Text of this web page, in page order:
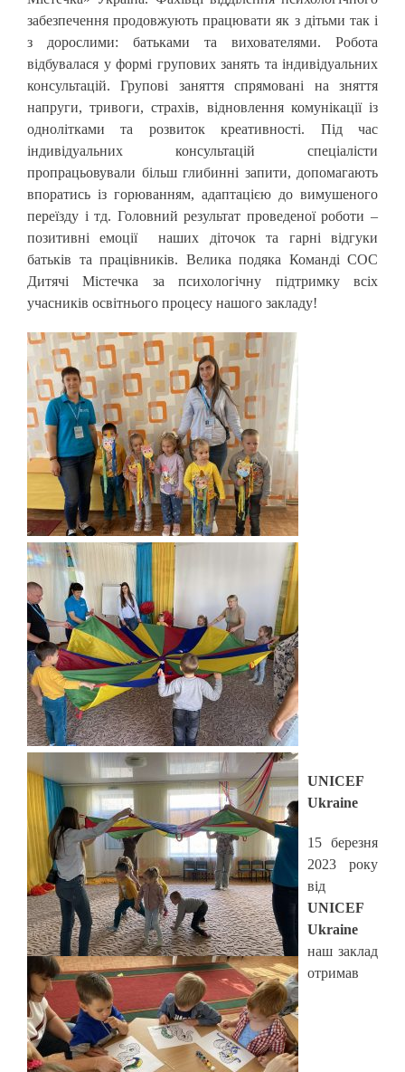
забезпечення продовжують працювати як з дітьми так і
з дорослими: батьками та вихователями. Робота
відбувалася у формі групових занять та індивідуальних
консультацій. Групові заняття спрямовані на зняття
напруги, тривоги, страхів, відновлення комунікації із
однолітками та розвиток креативності. Під час
індивідуальних консультацій спеціалісти
пропрацьовували більш глибинні запити, допомагають
впоратись із горюванням, адаптацією до вимушеного
переїзду і тд. Головний результат проведеної роботи –
позитивні емоції наших діточок та гарні відгуки
батьків та працівників. Велика подяка Команді СОС
Дитячі Містечка за психологічну підтримку всіх
учасників освітнього процесу нашого закладу!
UNICEF
Ukraine
15 березня
2023 року
від
UNICEF
Ukraine
наш заклад
отримав